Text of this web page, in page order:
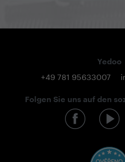
Yedoo
+49 781 95633007
Folgen Sie uns auf den